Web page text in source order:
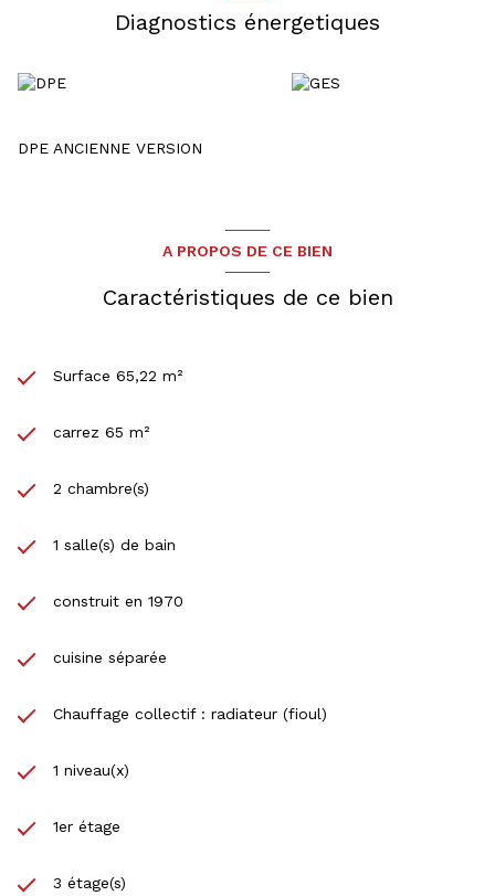
Diagnostics énergetiques
DPE ANCIENNE VERSION
A PROPOS DE CE BIEN
Caractéristiques de ce bien
Surface 65,22 m²
carrez 65 m²
2 chambre(s)
1 salle(s) de bain
construit en 1970
cuisine séparée
Chauffage collectif : radiateur (fioul)
1 niveau(x)
1er étage
3 étage(s)